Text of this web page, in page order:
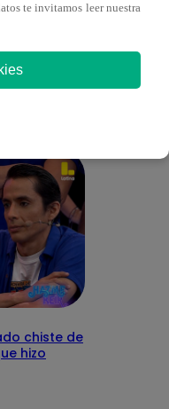
puede
chiste de
hizo
te invitamos leer nuestra